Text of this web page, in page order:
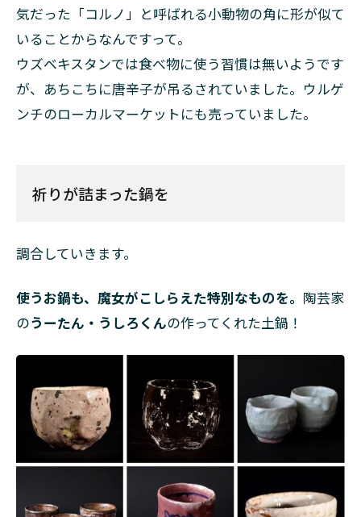
気だった「コルノ」と呼ばれる小動物の角に形が似て
いることからなんですって。
ウズベキスタンでは食べ物に使う習慣は無いようです
が、あちこちに唐辛子が吊るされていました。ウルゲ
ンチのローカルマーケットにも売っていました。
祈りが詰まった鍋を
調合していきます。
使うお鍋も、魔女がこしらえた特別なものを。 陶芸家
のうーたん・うしろくんの作ってくれた土鍋！